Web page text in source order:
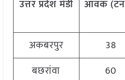
उत्तरप्रदेश मंडी आवक (टन
अकबरपुर 38
बछरांवा
60